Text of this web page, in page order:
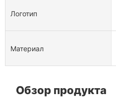
Логотип
Материал
Обзор продукта